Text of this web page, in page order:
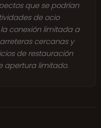
que se podrían
de ocio
conexión limitada a
cercanas y
de restauración
apertura limitado.